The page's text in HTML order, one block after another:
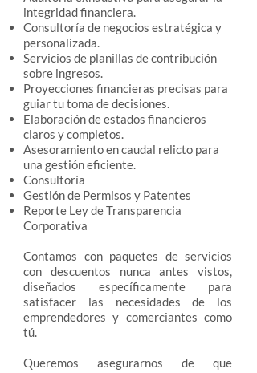
integridad financiera.
Consultoría de negocios estratégica y
personalizada.
Servicios de planillas de contribución
sobre ingresos.
Proyecciones financieras precisas para
guiar tu toma de decisiones.
Elaboración de estados financieros
claros y completos.
Asesoramiento en caudal relicto para
una gestión eficiente.
Consultoría
Gestión de Permisos y Patentes
Reporte Ley de Transparencia
Corporativa
Contamos con paquetes de servicios
con descuentos nunca antes vistos,
diseñados específicamente para
satisfacer las necesidades de los
emprendedores y comerciantes como
tú.
Queremos asegurarnos de que